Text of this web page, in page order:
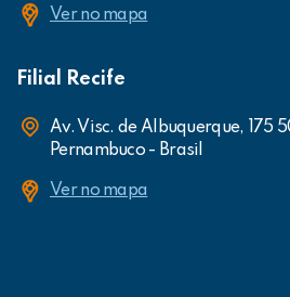
Ver no mapa
Filial Recife
Av. Visc. de Albuquerque, 175
Pernambuco - Brasil
Ver no mapa